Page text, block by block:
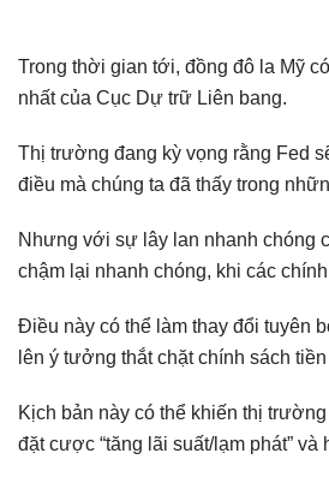
Trong thời gian tới, đồng đô la Mỹ
nhất của Cục Dự trữ Liên bang.
Thị trường đang kỳ vọng rằng Fed
điều mà chúng ta đã thấy trong
Nhưng với sự lây lan nhanh chóng
chậm lại nhanh chóng, khi các
Điều này có thể làm thay đổi tuyên
lên ý tưởng thắt chặt chính sách
Kịch bản này có thể khiến thị
đặt cược “tăng lãi suất/lạm phát”